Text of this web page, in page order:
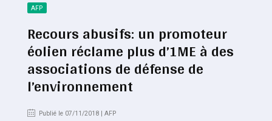
AFP
Recours abusifs: un promoteur
éolien réclame plus d’1ME à des
associations de défense de
l’environnement
Publié le 07/11/2018 | AFP